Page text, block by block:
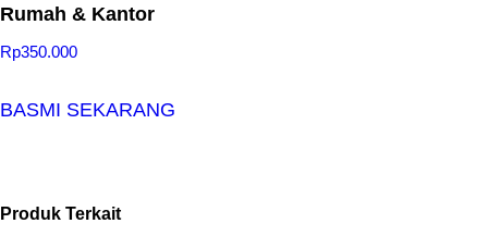
Rumah & Kantor
Rp350.000
BASMI SEKARANG
Produk Terkait